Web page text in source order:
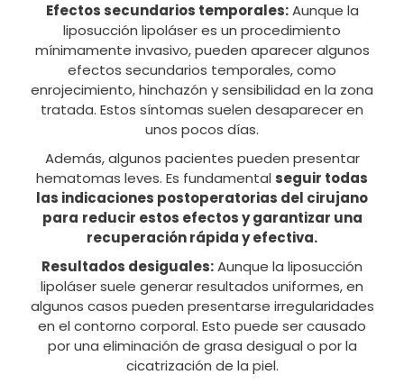
Efectos secundarios temporales:Aunque la
liposucción lipoláser es un procedimiento
mínimamente invasivo, pueden aparecer algunos
efectos secundarios temporales, como
enrojecimiento, hinchazón y sensibilidad en la zona
tratada. Estos síntomas suelen desaparecer en
unos pocos días.
Además, algunos pacientes pueden presentar
hematomas leves. Es fundamental seguir todas
las indicaciones postoperatorias del cirujano
para reducir estos efectos y garantizar una
recuperación rápida y efectiva.
Resultados desiguales:Aunque la liposucción
lipoláser suele generar resultados uniformes, en
algunos casos pueden presentarse irregularidades
en el contorno corporal. Esto puede ser causado
por una eliminación de grasa desigual o por la
cicatrización de la piel.